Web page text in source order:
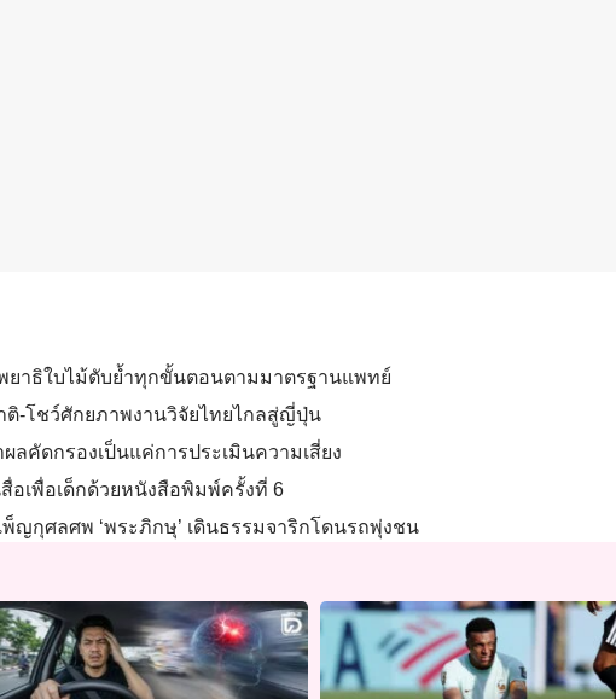
ยาธิใบไม้ตับย้ำทุกขั้นตอนตามมาตรฐานแพทย์
ติ-โชว์ศักยภาพงานวิจัยไทยไกลสู่ญี่ปุ่น
ลคัดกรองเป็นแค่การประเมินความเสี่ยง
อเพื่อเด็กด้วยหนังสือพิมพ์ครั้งที่ 6
พ็ญกุศลศพ ‘พระภิกษุ’ เดินธรรมจาริกโดนรถพุ่งชน